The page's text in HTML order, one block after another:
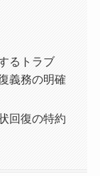
るトラブ
義務の明確
回復の特約